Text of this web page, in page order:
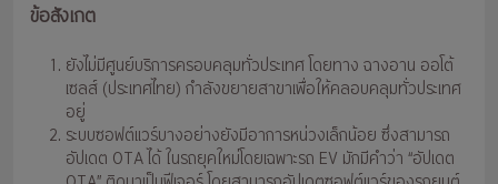
ข้อสังเกต
ยังไม่มีศูนย์บริการครอบคลุมทั่วประเทศ โดยทาง ฉางอาน ออโต้
เซลส์ (ประเทศไทย) กำลังขยายสาขาเพื่อให้คลอบคลุมทั่วประเทศ
อยู่
ระบบซอฟต์แวร์บางอย่างยังมีอาการหน่วงเล็กน้อย ซึ่งสามารถ
อัปเดต OTA ได้ ในรถยุคใหม่โดยเฉพาะรถ EV มักมีคำว่า “อัปเดต